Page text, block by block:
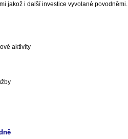
jakož i další investice vyvolané povodněmi.
aktivity